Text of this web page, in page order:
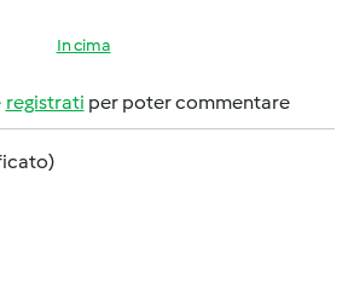
In cima
registrati per poter commentare